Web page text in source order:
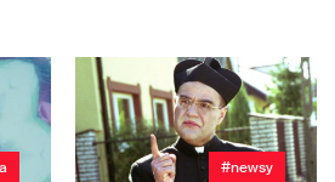
#newsy